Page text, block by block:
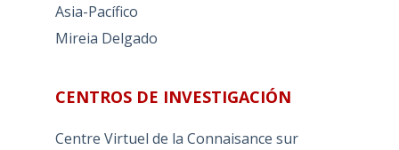
Asia-Pacífico
Mireia Delgado
CENTROS DE INVESTIGACIÓN
Centre Virtuel de la Connaisance sur